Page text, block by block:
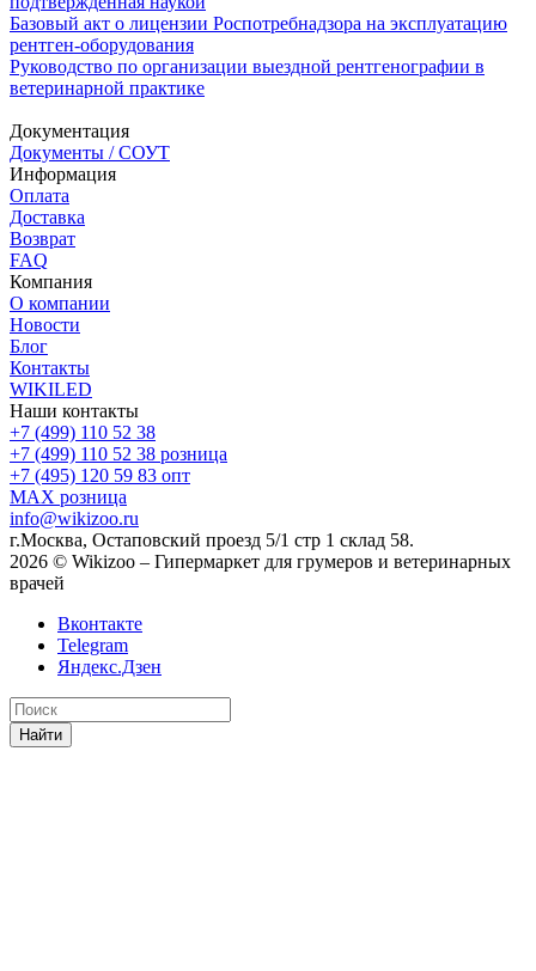
Базовый акт о лицензии Роспотребнадзора на эксплуатацию
рентген-оборудования
Руководство по организации выездной рентгенографии в
ветеринарной практике
Документация
Документы / СОУТ
Информация
Оплата
Доставка
Возврат
FAQ
Компания
О компании
Новости
Блог
Контакты
WIKILED
Наши контакты
+7 (499) 110 52 38
+7 (499) 110 52 38 розница
+7 (495) 120 59 83 опт
MAX розница
info@wikizoo.ru
г.Москва, Остаповский проезд 5/1 стр 1 склад 58.
2026 © Wikizoo – Гипермаркет для грумеров и ветеринарных
врачей
Вконтакте
Telegram
Яндекс.Дзен
Найти